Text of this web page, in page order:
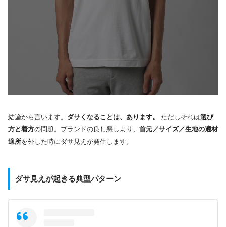
結論から言います。 ダサくなることは、あります。 ただしそれは選び
方と着方の問題。ブランドの良し悪しより、 首元／サイズ／生地の適材
適所を外した時にダサ見えが発生します。
ダサ見えが起きる典型パターン